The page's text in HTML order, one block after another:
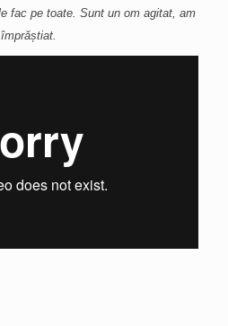
fac pe toate. Sunt un om agitat, am